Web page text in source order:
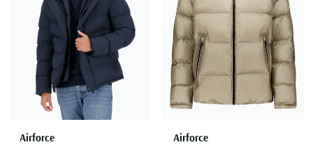
Airforce Airforce